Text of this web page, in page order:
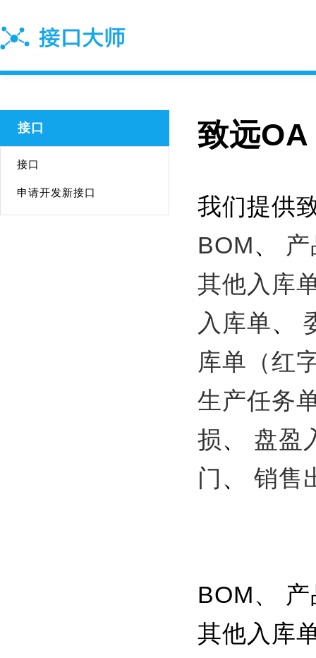
接口
接口
申请开发新接口
致远
我们提供
BOM、
其他入库
入库单、
库单（红
生产任务
损、 盘盈
门 、 销售
BOM、
其他入库